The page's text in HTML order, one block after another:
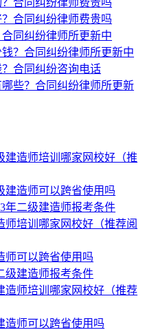
合同纠纷律师费贵吗
同纠纷律师所更新中
？合同纠纷律师所更新中
合同纠纷咨询电话
些？合同纠纷律师所更新
建造师培训哪家网校好（推
建造师可以跨省使用吗
年二级建造师报考条件
培训哪家网校好（推荐阅
师可以跨省使用吗
级建造师报考条件
造师培训哪家网校好（推荐
造师可以跨省使用吗